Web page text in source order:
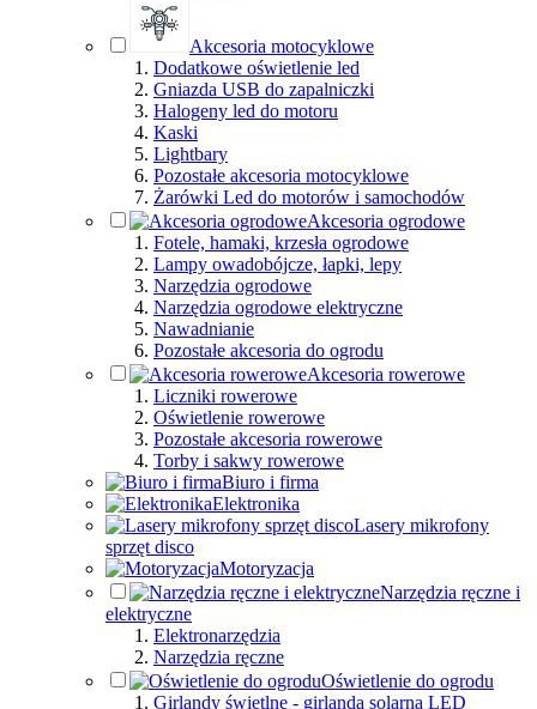
Akcesoria motocyklowe
Dodatkowe oświetlenie led
Gniazda USB do zapalniczki
Halogeny led do motoru
Kaski
Lightbary
Pozostałe akcesoria motocyklowe
Żarówki Led do motorów i samochodów
Akcesoria ogrodowe
Fotele, hamaki, krzesła ogrodowe
Lampy owadobójcze, łapki, lepy
Narzędzia ogrodowe
Narzędzia ogrodowe elektryczne
Nawadnianie
Pozostałe akcesoria do ogrodu
Akcesoria rowerowe
Liczniki rowerowe
Oświetlenie rowerowe
Pozostałe akcesoria rowerowe
Torby i sakwy rowerowe
Biuro i firma
Elektronika
Lasery mikrofony
sprzęt disco
Motoryzacja
Narzędzia ręczne i
elektryczne
Elektronarzędzia
Narzędzia ręczne
Oświetlenie do ogrodu
Girlandy świetlne - girlanda solarna LED